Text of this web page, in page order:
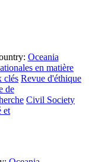
Oceania
en matière
clés Revue d'éthique
de
Civil Society
et